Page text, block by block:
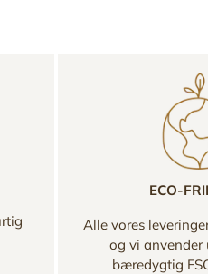
ECO-
Alle vores
og vi anvender
bæredygtig